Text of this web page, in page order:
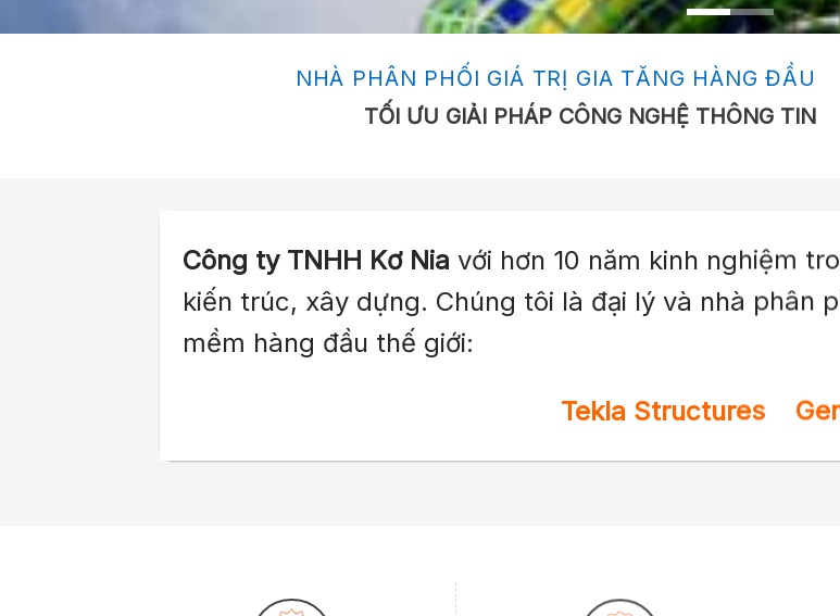
NHÀ PHÂN PHỐI GIÁ TRỊ GIA TĂNG HÀNG ĐẦU
TỐI ƯU GIẢI PHÁP CÔNG NGHỆ THÔNG TIN
Công ty TNHH Kơ Nia với hơn 10 năm kinh nghiệm
kiến trúc, xây dựng. Chúng tôi là đại lý và nhà phân
mềm hàng đầu thế giới:
Tekla Structures